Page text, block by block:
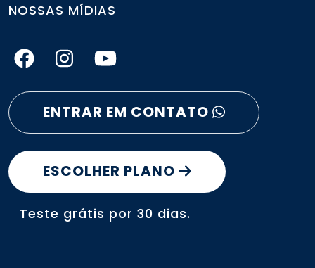
NOSSAS MÍDIAS
ENTRAR EM CONTATO
ESCOLHER PLANO
Teste grátis por 30 dias.